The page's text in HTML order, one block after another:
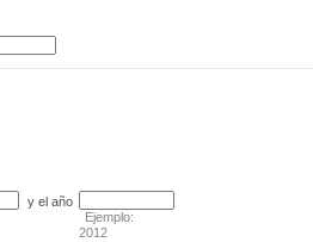
y el año
Ejemplo:
2012